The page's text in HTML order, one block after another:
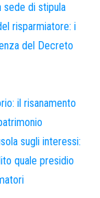
sede di stipula
risparmiatore: i
del Decreto
il risanamento
sugli interessi:
quale presidio